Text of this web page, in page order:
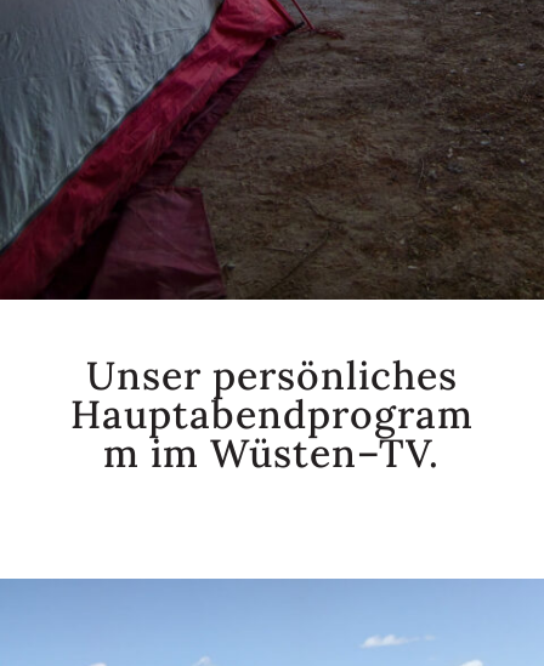
Unser persönliches
Hauptabendprogram
m im Wüsten–TV.